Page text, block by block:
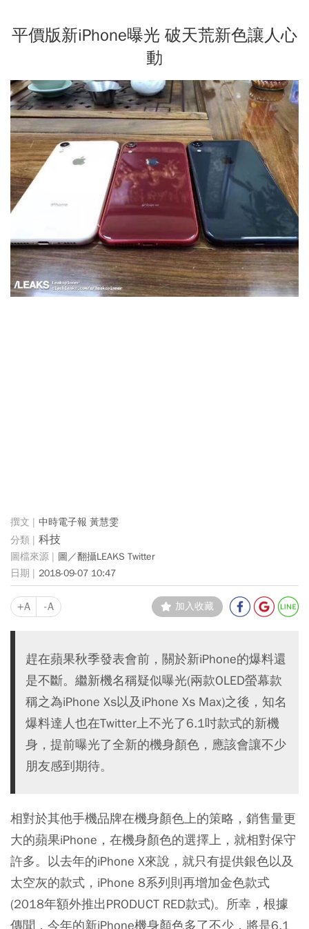
平價版新iPhone曝光 破天荒新色讓人心
動
中時電子報 黃慧雯
科技
圖／翻攝LEAKS Twitter
2018-09-07 10:47
+A -A 加入收藏
趕在蘋果秋季發表會前，關於新iPhone的爆料還
是不斷。繼新機名稱疑似曝光(兩款OLED螢幕款
稱之為iPhone Xs以及iPhone Xs Max)之後，知名
爆料達人也在Twitter上不光了6.1吋款式的新機
身，提前曝光了全新的機身顏色，應該會讓不少
朋友感到期待。
相對於其他手機品牌在機身顏色上的策略，銷售量更
大的蘋果iPhone，在機身顏色的選擇上，就相對保守
許多。以去年的iPhone X來說，就只有提供銀色以及
太空灰的款式，iPhone 8系列則再增加金色款式
(2018年額外推出PRODUCT RED款式)。所幸，根據
傳聞，今年的新iPhone機身顏色多了不少，將是6.1